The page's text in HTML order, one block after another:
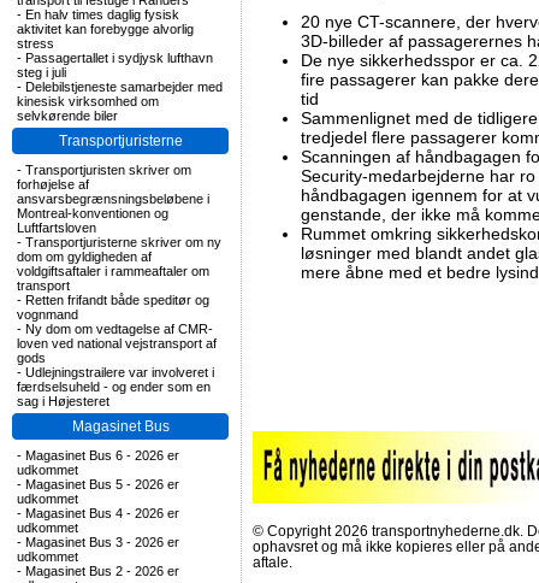
- En halv times daglig fysisk
aktivitet kan forebygge alvorlig
stress
- Passagertallet i sydjysk lufthavn
steg i juli
- Delebilstjeneste samarbejder med
kinesisk virksomhed om
selvkørende biler
Transportjuristerne
- Transportjuristen skriver om
forhøjelse af
ansvarsbegrænsningsbeløbene i
Montreal-konventionen og
Luftfartsloven
- Transportjuristerne skriver om ny
dom om gyldigheden af
voldgiftsaftaler i rammeaftaler om
transport
- Retten frifandt både speditør og
vognmand
- Ny dom om vedtagelse af CMR-
loven ved national vejstransport af
gods
- Udlejningstrailere var involveret i
færdselsuheld - og ender som en
sag i Højesteret
Magasinet Bus
- Magasinet Bus 6 - 2026 er
udkommet
- Magasinet Bus 5 - 2026 er
udkommet
- Magasinet Bus 4 - 2026 er
udkommet
- Magasinet Bus 3 - 2026 er
udkommet
- Magasinet Bus 2 - 2026 er
20 nye CT-scannere, der
3D-billeder af passagerernes
De nye sikkerhedsspor er ca.
fire passagerer kan pakke
tid
Sammenlignet med de
tredjedel flere passagerer
Scanningen af håndbagagen
Security-medarbejderne har
håndbagagen igennem for at
genstande, der ikke må
Rummet omkring
løsninger med blandt andet
mere åbne med et bedre
© Copyright 2026 transportnyhederne.dk.
ophavsret og må ikke kopieres eller på
aftale.